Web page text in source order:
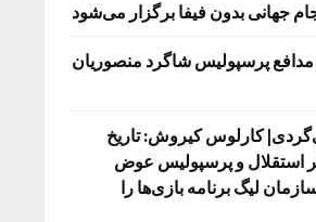
جام جهانی بدون فیفا برگزار می‌شود
پرسپولیس شاگرد منصوریان
کارلوس کیروش: تاریخ
استقلال و پرسپولیس عوض
لیگ برنامه بازی‌ها را